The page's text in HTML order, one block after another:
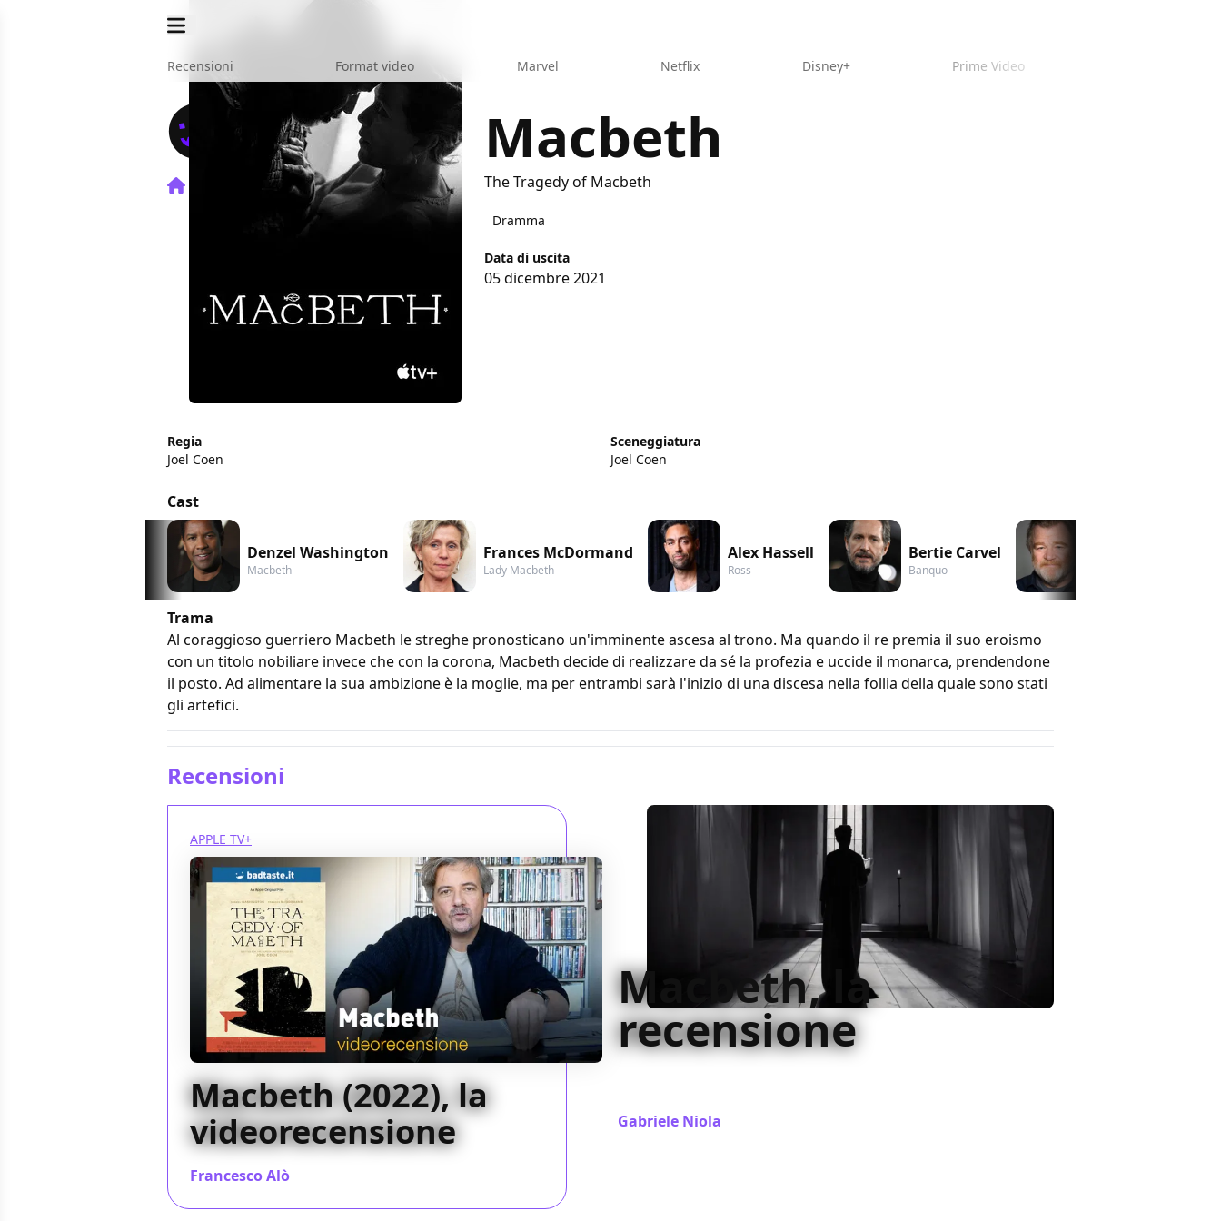
Recensioni Format video Marvel Netflix Disney+ Prime Video
Film Macbeth
Macbeth
The Tragedy of Macbeth
Dramma
Data di uscita
05 dicembre 2021
Regia
Joel Coen
Sceneggiatura
Joel Coen
Cast
Denzel Washington
Macbeth
Frances McDormand
Lady Macbeth
Alex Hassell
Ross
Bertie Carvel
Banquo
Trama
Al coraggioso guerriero Macbeth le streghe pronosticano un'imminente ascesa al trono. Ma quando il re premia il suo eroismo
con un titolo nobiliare invece che con la corona, Macbeth decide di realizzare da sé la profezia e uccide il monarca, prendendone
il posto. Ad alimentare la sua ambizione è la moglie, ma per entrambi sarà l'inizio di una discesa nella follia della quale sono stati
gli artefici.
Recensioni
APPLE TV+
Macbeth (2022), la
videorecensione
Francesco Alò
Macbeth, la
recensione
Gabriele Niola